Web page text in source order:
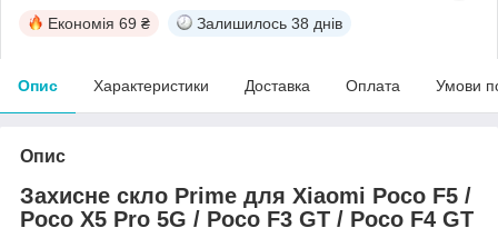
Економія 69 ₴ Залишилось 38 днів
Опис Характеристики Доставка Оплата Умови
Опис
Захисне скло Prime для Xiaomi Poco F5 /
Poco X5 Pro 5G / Poco F3 GT / Poco F4 GT